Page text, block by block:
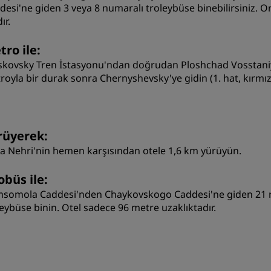
giden 3 veya 8 numaralı troleybüse binebilirsiniz.
ile:
Tren İstasyonu'ndan doğrudan Ploshchad
bir durak sonra Chernyshevsky'ye gidin (1. hat,
Nehri'nin hemen karşısından otele 1,6 km yürüyün.
ile:
Caddesi'nden Chaykovskogo Caddesi'ne giden 21
binin. Otel sadece 96 metre uzaklıktadır.